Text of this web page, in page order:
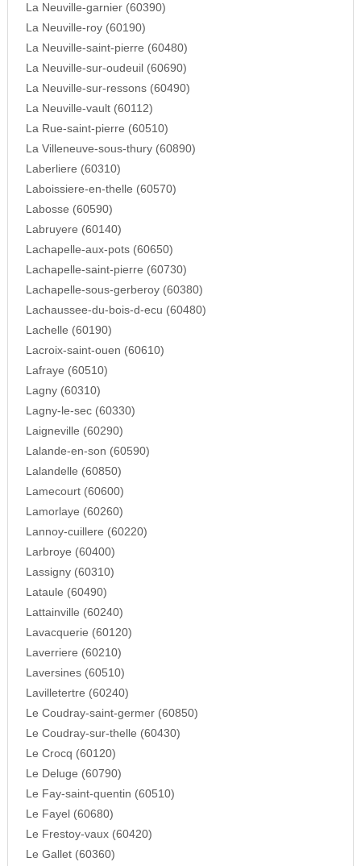
La Neuville-garnier (60390)
La Neuville-roy (60190)
La Neuville-saint-pierre (60480)
La Neuville-sur-oudeuil (60690)
La Neuville-sur-ressons (60490)
La Neuville-vault (60112)
La Rue-saint-pierre (60510)
La Villeneuve-sous-thury (60890)
Laberliere (60310)
Laboissiere-en-thelle (60570)
Labosse (60590)
Labruyere (60140)
Lachapelle-aux-pots (60650)
Lachapelle-saint-pierre (60730)
Lachapelle-sous-gerberoy (60380)
Lachaussee-du-bois-d-ecu (60480)
Lachelle (60190)
Lacroix-saint-ouen (60610)
Lafraye (60510)
Lagny (60310)
Lagny-le-sec (60330)
Laigneville (60290)
Lalande-en-son (60590)
Lalandelle (60850)
Lamecourt (60600)
Lamorlaye (60260)
Lannoy-cuillere (60220)
Larbroye (60400)
Lassigny (60310)
Lataule (60490)
Lattainville (60240)
Lavacquerie (60120)
Laverriere (60210)
Laversines (60510)
Lavilletertre (60240)
Le Coudray-saint-germer (60850)
Le Coudray-sur-thelle (60430)
Le Crocq (60120)
Le Deluge (60790)
Le Fay-saint-quentin (60510)
Le Fayel (60680)
Le Frestoy-vaux (60420)
Le Gallet (60360)